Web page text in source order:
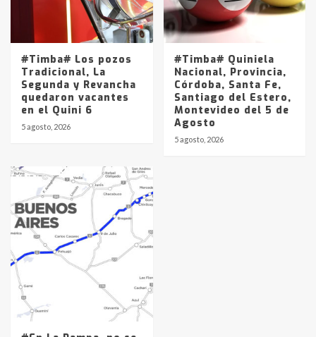
#Timba# Los pozos
Tradicional, La
Segunda y Revancha
quedaron vacantes
en el Quini 6
5 agosto, 2026
#Timba# Quiniela
Nacional, Provincia,
Córdoba, Santa Fe,
Santiago del Estero,
Montevideo del 5 de
Agosto
5 agosto, 2026